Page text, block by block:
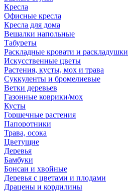
Кресла
Офисные кресла
Кресла для дома
Вешалки напольные
Табуреты
Раскладные кровати и раскладушки
Искусственные цветы
Растения, кусты, мох и трава
Суккуленты и бромелиевые
Ветки деревьев
Газонные коврики/мох
Кусты
Горшечные растения
Папоротники
Трава, осока
Цветущие
Деревья
Бамбуки
Бонсаи и хвойные
Деревья с цветами и плодами
Драцены и кордилины